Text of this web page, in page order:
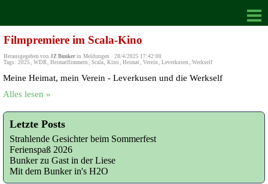
Filmpremiere im Scala-Kino
Herausgegeben von JZ Bunker in Meldungen · 28/4/2025 17:42:00
Tags: 2025 , WDR, Heimatflimmern , Scala, Kino , Heimat , Verein , Leverkusen , Werkself
Meine Heimat, mein Verein - Leverkusen und die Werkself
Alles lesen »
Letzte Posts
Strahlende Gesichter beim Sommerfest
Ferienspaß 2026
Bunker zu Gast in der Liese
Mit dem Bunker in's H2O